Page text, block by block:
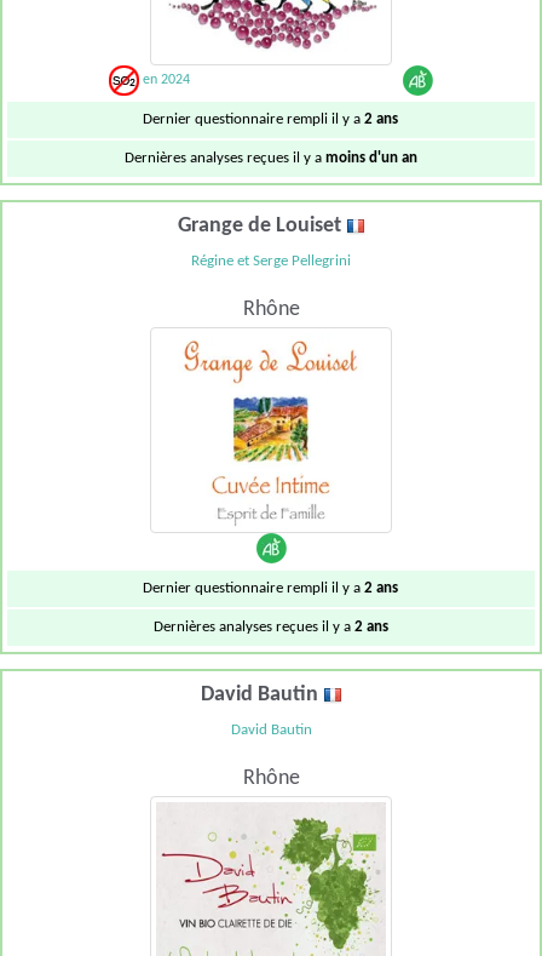
en 2024
Dernier questionnaire rempli il y a2 ans
Dernières analyses reçues il y a moins d'un an
Grange de Louiset
Régine et Serge Pellegrini
Rhône
Dernier questionnaire rempli il y a2 ans
Dernières analyses reçues il y a 2 ans
David Bautin
David Bautin
Rhône